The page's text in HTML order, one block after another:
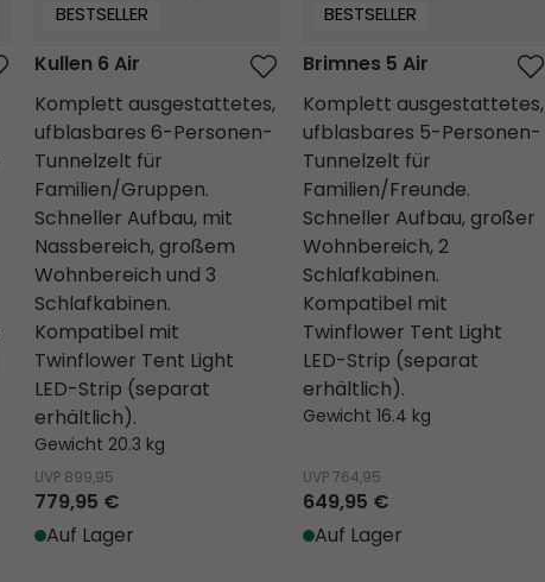
BESTSELLER
Kullen 6 Air
Komplett ausgestattetes,
ufblasbares 6-Personen-
Tunnelzelt für
Familien/Gruppen.
Schneller Aufbau, mit
Nassbereich, großem
Wohnbereich und 3
Schlafkabinen.
Kompatibel mit
Twinflower Tent Light
LED-Strip (separat
erhältlich).
Gewicht 20.3 kg
UVP 899,95
779,95 €
Auf Lager
BESTSELLER
Brimnes 5 Air
Komplett ausgestattetes,
ufblasbares 5-Personen-
Tunnelzelt für
Familien/Freunde.
Schneller Aufbau, großer
Wohnbereich, 2
Schlafkabinen.
Kompatibel mit
Twinflower Tent Light
LED-Strip (separat
erhältlich).
Gewicht 16.4 kg
UVP764,95
649,95 €
Auf Lager